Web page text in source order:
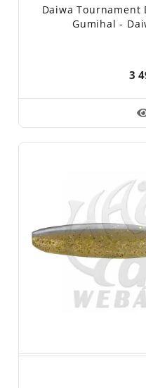
Daiwa Tournament
Gumihal -
3